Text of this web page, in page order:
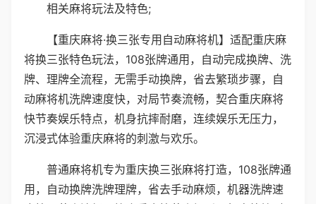
相关麻将玩法及特色;
【重庆麻将·换三张专用自动麻将机】适配重庆麻
将换三张特色玩法，108张牌通用，自动完成换牌、洗
牌、理牌全流程，无需手动换牌，省去繁琐步骤，自
动麻将机洗牌速度快，对局节奏流畅，契合重庆麻将
快节奏娱乐特点，机身抗摔耐磨，连续娱乐无压力，
沉浸式体验重庆麻将的刺激与欢乐。
普通麻将机专为重庆换三张麻将打造，108张牌通
用，自动换牌洗牌理牌，省去手动麻烦，机器洗牌速